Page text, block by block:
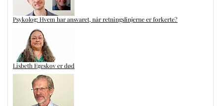
Psykolog: Hvem har ansvaret, når retningslinjerne er forkerte?
Lisbeth Egeskov er død